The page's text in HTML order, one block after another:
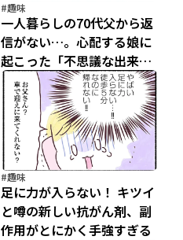
#趣味
一人暮らしの70代父から返
信がない…。心配する娘に
起こった「不思議な出来
事」／父が全裸で倒れて
た。（1）
#趣味
足に力が入らない！ キツイ
と噂の新しい抗がん剤、副
作用がとにかく手強すぎる